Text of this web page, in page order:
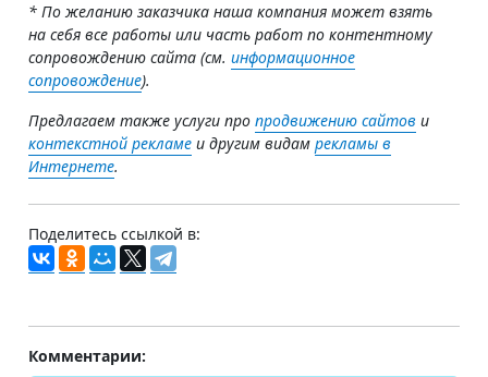
* По желанию заказчика наша компания может взять
на себя все работы или часть работ по контентному
сопровождению сайта (см. информационное
сопровождение).
Предлагаем также услуги про продвижению сайтов и
контекстной рекламе и другим видам рекламы в
Интернете.
Поделитесь ссылкой в:
Комментарии: